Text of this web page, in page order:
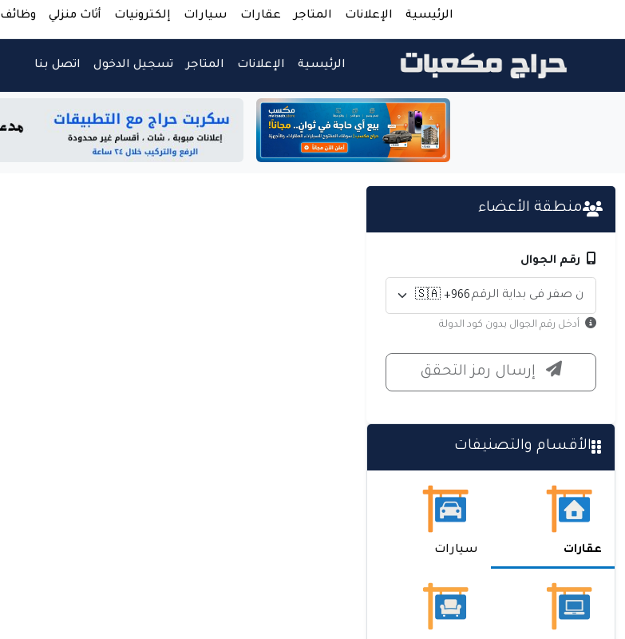
الرئيسية الإعلانات المتاجر عقارات سيارات إلكترونيات أثاث منزلي وظائف
الرئيسية الإعلانات المتاجر تسجيل الدخول اتصل بنا
منطقة الأعضاء
رقم الجوال
أدخل رقم الجوال بدون كود الدولة
إرسال رمز التحقق
الأقسام والتصنيفات
عقارات سيارات